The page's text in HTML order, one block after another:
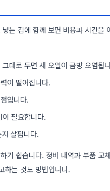
는 김에 함께 보면 비용과 시간을
대로 두면 새 오일이 금방 오염됩
이 떨어집니다.
입니다.
필요합니다.
살핍니다.
기 쉽습니다. 정비 내역과 부품 교
하는 것도 방법입니다.